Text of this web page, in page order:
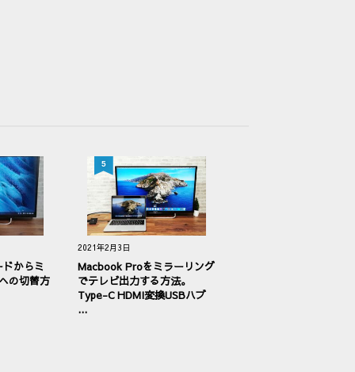
からミ
の切替方
2021年2月3日
Macbook Proをミラーリング
でテレビ出力する方法。
Type-C HDMI変換USBハブ
...
5